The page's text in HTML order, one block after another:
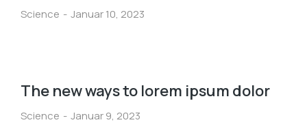
Science Januar 10, 2023
The new ways to lorem ipsum dolor
Science Januar 9, 2023